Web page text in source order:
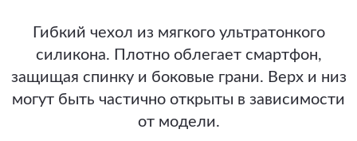
Гибкий чехол из мягкого ультратонкого
силикона. Плотно облегает смартфон,
защищая спинку и боковые грани. Верх и низ
могут быть частично открыты в зависимости
от модели.